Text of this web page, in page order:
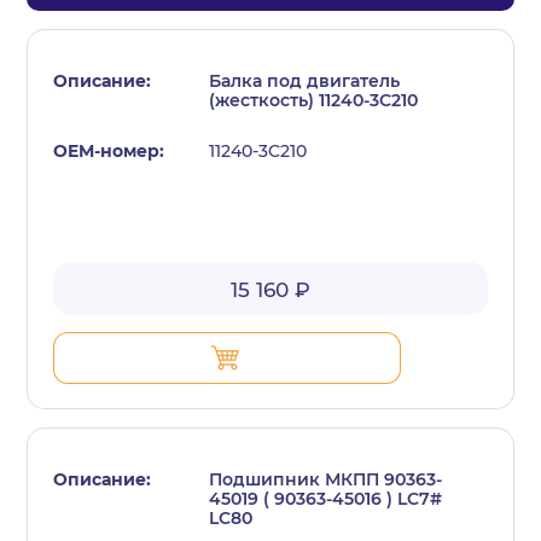
Балка под двигатель
(жесткость) 11240-3C210
11240-3C210
15 160 ₽
Подшипник МКПП 90363-
45019 ( 90363-45016 ) LC7#
LC80